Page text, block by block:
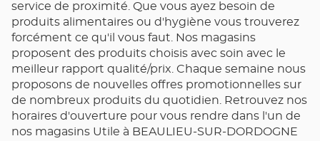
service de proximité. Que vous ayez besoin de
produits alimentaires ou d'hygiène vous trouverez
forcément ce qu'il vous faut. Nos magasins
proposent des produits choisis avec soin avec le
meilleur rapport qualité/prix. Chaque semaine nous
proposons de nouvelles offres promotionnelles sur
de nombreux produits du quotidien. Retrouvez nos
horaires d'ouverture pour vous rendre dans l'un de
nos magasins Utile à BEAULIEU-SUR-DORDOGNE